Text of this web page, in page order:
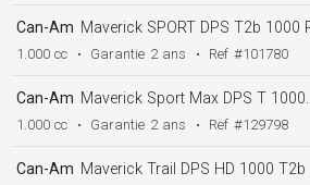
Can-Am Maverick SPORT DPS T2b 1000 R
1.000 cc • Garantie 2 ans • Ref #101780
Can-Am Maverick Sport Max DPS T 1000R T2b MY26
1.000 cc • Garantie 2 ans • Ref #129798
Can-Am Maverick Trail DPS HD 1000 T2b ABS MY24 + 60Km/h